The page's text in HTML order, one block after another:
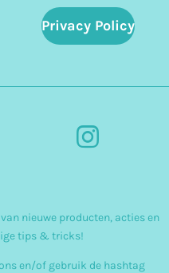
Privacy Policy
I
t
nieuwe producten, acties en
tips & tricks!
en/of gebruik de hashtag